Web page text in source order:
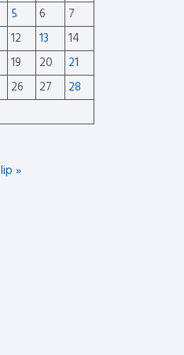
5 6
7
12 13
14
19 20
21
26 27
28
lip »